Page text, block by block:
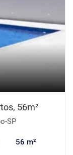
56m²
SP
56 m²